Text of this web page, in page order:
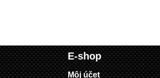
E-shop
Môj účet